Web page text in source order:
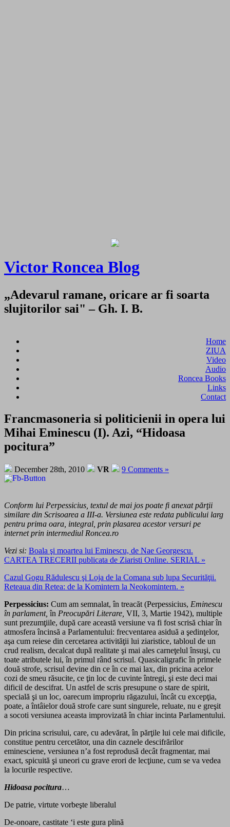
Victor Roncea Blog
„Adevarul ramane, oricare ar fi soarta
slujitorilor sai" – Gh. I. B.
Home
ZIUA
Video
Audio
Roncea Books
Links
Contact
Francmasoneria si politicienii in opera lui
Mihai Eminescu (I). Azi, “Hidoasa
pocitura”
December 28th, 2010 VR 9 Comments »
Conform lui Perpessicius, textul de mai jos poate fi anexat părţii
similare din Scrisoarea a III-a. Versiunea este redata publicului larg
pentru prima oara, integral, prin plasarea acestor versuri pe
internet prin intermediul Roncea.ro
Vezi si: Boala şi moartea lui Eminescu, de Nae Georgescu.
CARTEA TRECERII publicata de Ziaristi Online. SERIAL »
Cazul Gogu Rădulescu şi Loja de la Comana sub lupa Securităţii.
Reteaua din Retea: de la Komintern la Neokomintern. »
Perpessicius: Cum am semnalat, în treacăt (Perpessicius, Eminescu
în parlament, în Preocupări Literare, VII, 3, Martie 1942), multiple
sunt prezumţiile, după care această versiune va fi fost scrisă chiar în
atmosfera încinsă a Parlamentului: frecventarea asiduă a şedinţelor,
aşa cum reiese din cercetarea activităţii lui ziaristice, tabloul de un
crud realism, decalcat după realitate şi mai ales carneţelul însuşi, cu
toate atributele lui, în primul rând scrisul. Quasicaligrafic în primele
două strofe, scrisul devine din ce în ce mai lax, din pricina acelor
cozi de smeu răsucite, ce ţin loc de cuvinte întregi, şi este deci mai
dificil de descifrat. Un astfel de scris presupune o stare de spirit,
specială şi un loc, oarecum impropriu răgazului, încât cu excepţia,
poate, a întâielor două strofe care sunt singurele, reluate, nu e greşit
a socoti versiunea aceasta improvizată în chiar incinta Parlamentului.
Din pricina scrisului, care, cu adevărat, în părţile lui cele mai dificile,
constitue pentru cercetător, una din caznele descifrărilor
eminesciene, versiunea n’a fost reprodusă decât fragmentar, mai
exact, spicuită şi uneori cu grave erori de lecţiune, cum se va vedea
la locurile respective.
Hidoasa pocitura…
De patrie, virtute vorbeşte liberalul
De-onoare, castitate ‘i este gura plină